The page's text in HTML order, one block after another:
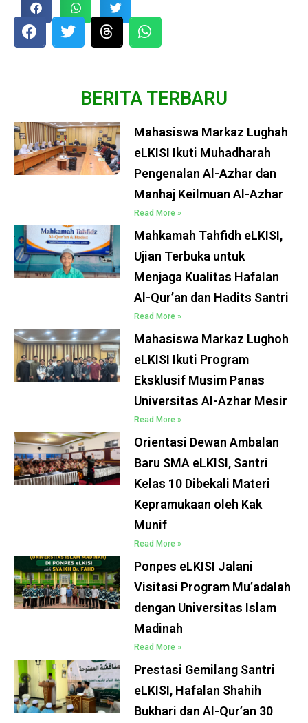
BERITA TERBARU
Mahasiswa Markaz Lughah
eLKISI Ikuti Muhadharah
Pengenalan Al-Azhar dan
Manhaj Keilmuan Al-Azhar
Read More »
Mahkamah Tahfidh eLKISI,
Ujian Terbuka untuk
Menjaga Kualitas Hafalan
Al-Qur’an dan Hadits Santri
Read More »
Mahasiswa Markaz Lughoh
eLKISI Ikuti Program
Eksklusif Musim Panas
Universitas Al-Azhar Mesir
Read More »
Orientasi Dewan Ambalan
Baru SMA eLKISI, Santri
Kelas 10 Dibekali Materi
Kepramukaan oleh Kak
Munif
Read More »
Ponpes eLKISI Jalani
Visitasi Program Mu’adalah
dengan Universitas Islam
Madinah
Read More »
Prestasi Gemilang Santri
eLKISI, Hafalan Shahih
Bukhari dan Al-Qur’an 30